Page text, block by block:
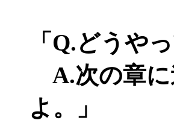
「Q.どうや
A.次の章に
よ。」